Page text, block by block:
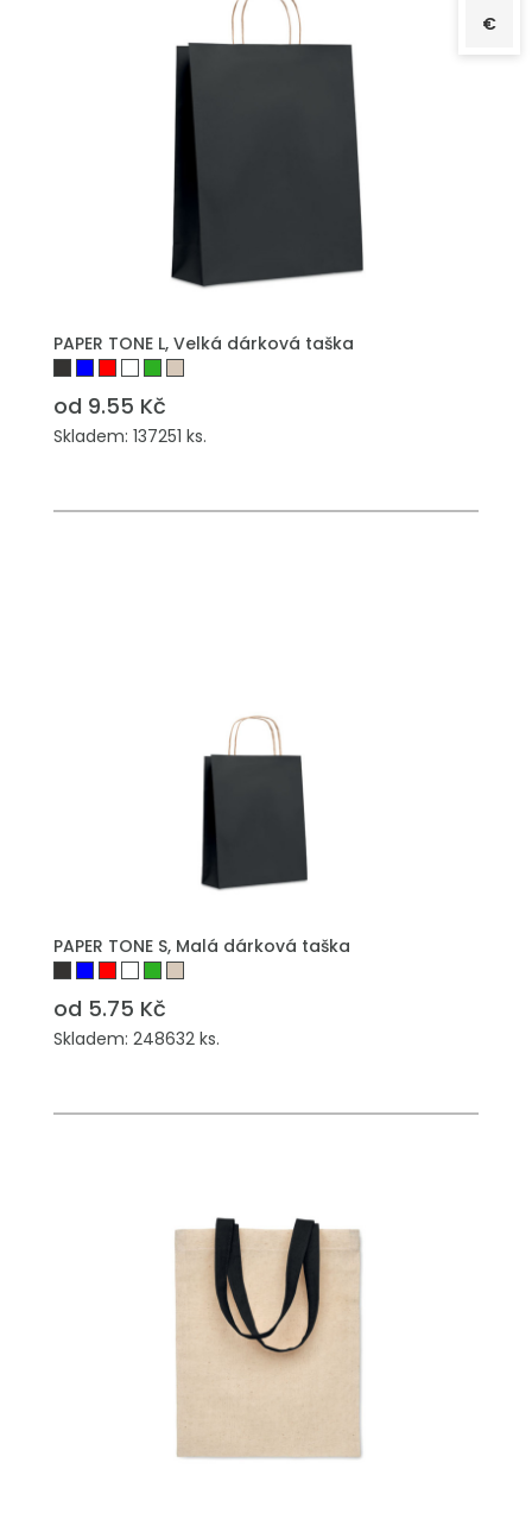
PAPER TONE L, Velká dárková taška
od 9.55 Kč
Skladem: 137251 ks.
PAPER TONE S, Malá dárková taška
od 5.75 Kč
Skladem: 248632 ks.
€